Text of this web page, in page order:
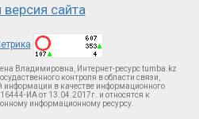
версия сайта
Владимировна, Интернет-ресурс tumba.kz
контроля в области связи,
информации в качестве информационного
ИА от 13.04.2017г. и относятся к
информационному ресурсу.